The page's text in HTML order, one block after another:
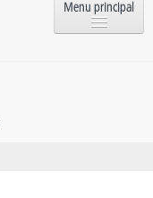
Menu principal